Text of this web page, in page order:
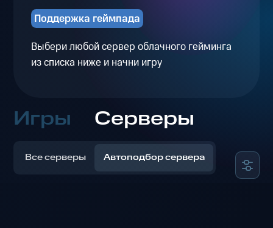
Поддержка геймпада
Выбери любой сервер облачного гейминга
из списка ниже и начни игру
Игры Серверы
Все серверы Автоподбор сервера